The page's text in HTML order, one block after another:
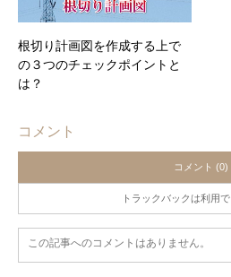
根切り計画図を作成する上で
の３つのチェックポイントと
は？
コメント
コメント (0)
トラックバックは利用で
この記事へのコメントはありません。